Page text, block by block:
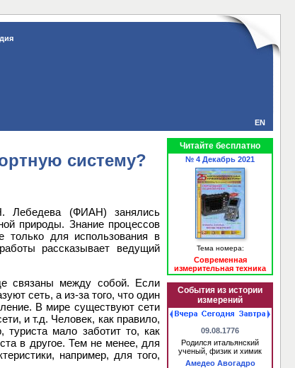
EN
систему?
Лебедева (ФИАН) занялись
природы. Знание процессов
только для использования в
рассказывает ведущий
связаны между собой. Если
сеть, а из-за того, что один
В мире существуют сети
и т.д. Человек, как правило,
туриста мало заботит то, как
в другое. Тем не менее, для
например, для того,
Читайте бесплатно
№ 4 Декабрь 2021
Тема номера:
Современная
измерительная техника
События из истории
измерений
09.08.1776
Родился итальянский
ученый, физик и химик
Амедео Авогадро